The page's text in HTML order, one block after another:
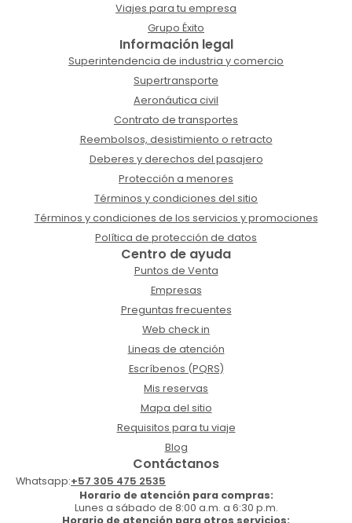
Viajes para tu empresa
Grupo Éxito
Información legal
Superintendencia de industria y comercio
Supertransporte
Aeronáutica civil
Contrato de transportes
Reembolsos, desistimiento o retracto
Deberes y derechos del pasajero
Protección a menores
Términos y condiciones del sitio
Términos y condiciones de los servicios y promociones
Política de protección de datos
Centro de ayuda
Puntos de Venta
Empresas
Preguntas frecuentes
Web check in
Lineas de atención
Escríbenos (PQRS)
Mis reservas
Mapa del sitio
Requisitos para tu viaje
Blog
Contáctanos
Whatsapp:+57 305 475 2535
Horario de atención para compras:
Lunes a sábado de 8:00 a.m. a 6:30 p.m.
Horario de atención para otros servicios: